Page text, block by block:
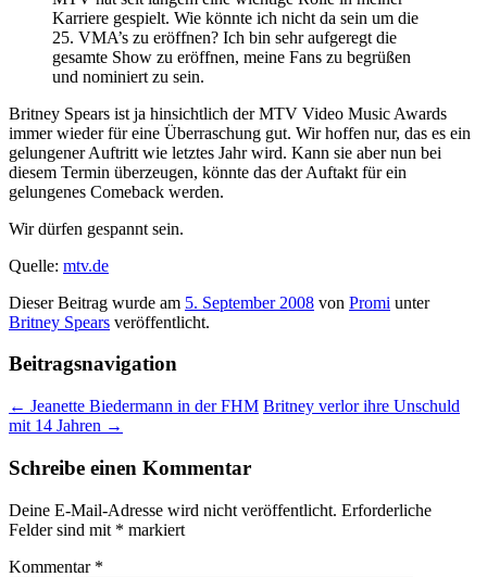
Karriere gespielt. Wie könnte ich nicht da sein um die
25. VMA’s zu eröffnen? Ich bin sehr aufgeregt die
gesamte Show zu eröffnen, meine Fans zu begrüßen
und nominiert zu sein.
Britney Spears ist ja hinsichtlich der MTV Video Music Awards
immer wieder für eine Überraschung gut. Wir hoffen nur, das es ein
gelungener Auftritt wie letztes Jahr wird. Kann sie aber nun bei
diesem Termin überzeugen, könnte das der Auftakt für ein
gelungenes Comeback werden.
Wir dürfen gespannt sein.
Quelle: mtv.de
Dieser Beitrag wurde am 5. September 2008 von Promi unter
Britney Spears veröffentlicht.
Beitragsnavigation
← Jeanette Biedermann in der FHM Britney verlor ihre Unschuld
mit 14 Jahren →
Schreibe einen Kommentar
Deine E-Mail-Adresse wird nicht veröffentlicht. Erforderliche
Felder sind mit * markiert
Kommentar *